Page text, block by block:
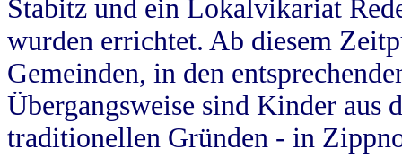
Stabitz und ein Lokalvikariat
wurden errichtet. Ab diesem
Gemeinden, in den
Übergangsweise sind Kinder aus
traditionellen Gründen - in